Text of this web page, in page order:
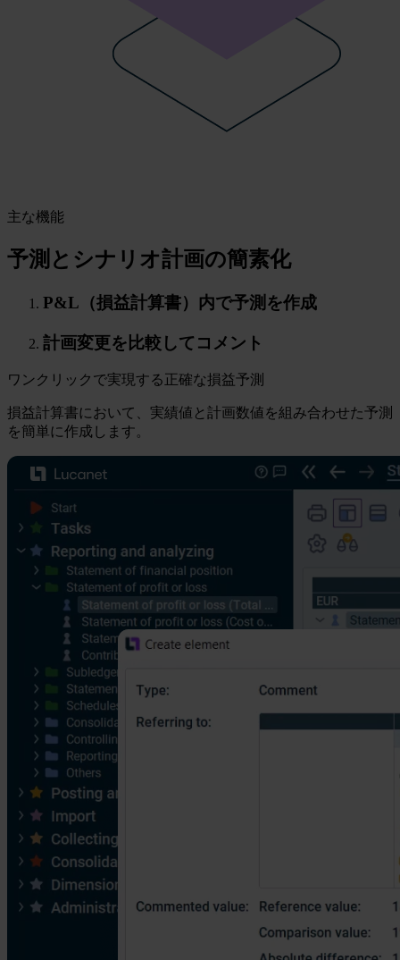
主な機能
予測とシナリオ計画の簡素化
P&L（損益計算書）内で予測を作成
計画変更を比較してコメント
ワンクリックで実現する正確な損益予測
損益計算書において、実績値と計画数値を組み合わせた予測
を簡単に作成します。